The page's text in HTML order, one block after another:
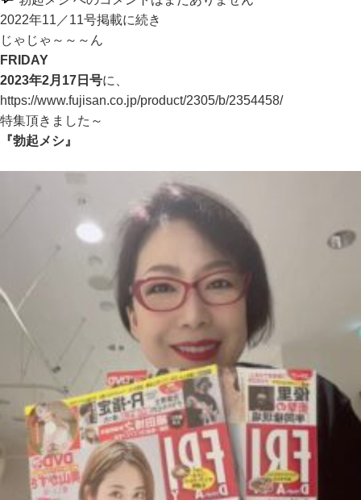
2022年11／11号掲載に続き
じゃじゃ～～～ん
FRIDAY
2023年2月17日号に、
https://www.fujisan.co.jp/product/2305/b/2354458/
特集頂きました～
『勃起メシ』